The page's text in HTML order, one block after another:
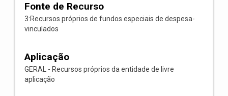
Fonte de Recurso
3:Recursos próprios de fundos especiais de despesa-
vinculados
Aplicação
GERAL - Recursos próprios da entidade de livre
aplicação